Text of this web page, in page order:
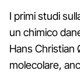
I primi studi
un chimico
Hans
molecolare,